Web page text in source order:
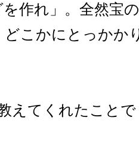
を作れ」。全然宝
こかにとっかか
えてくれたこと